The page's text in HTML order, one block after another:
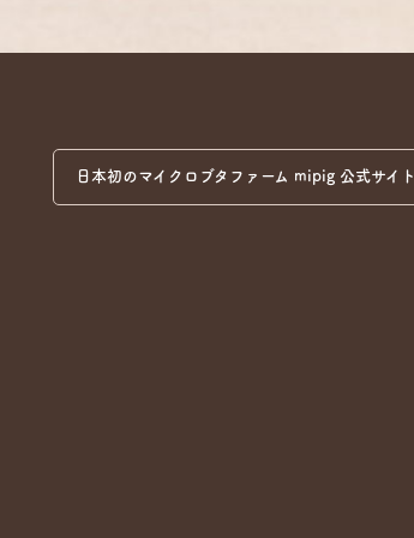
日本初のマイクロブタファーム mipig 公式サイト